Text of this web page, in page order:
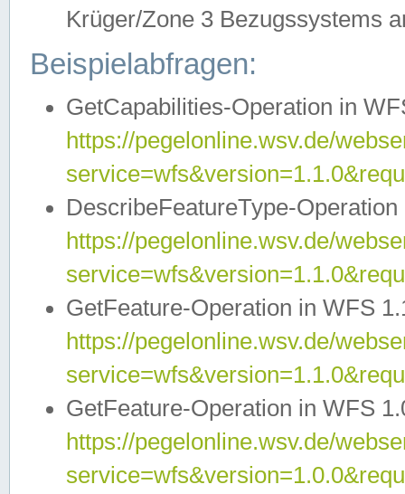
Krüger/Zone 3 Bezugssystems
Beispielabfragen:
GetCapabilities-Operation in
https://pegelonline.wsv.de/
DescribeFeatureType-
https://pegelonline.wsv.de/
GetFeature-Operation in WFS
https://pegelonline.wsv.de/
GetFeature-Operation in WFS
https://pegelonline.wsv.de/